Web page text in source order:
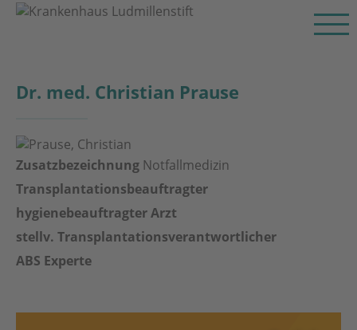
Dr. med. Christian Prause
Zusatzbezeichnung Notfallmedizin
Transplantationsbeauftragter
hygienebeauftragter Arzt
stellv. Transplantationsverantwortlicher
ABS Experte